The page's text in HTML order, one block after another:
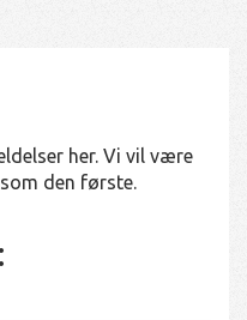
her. Vi vil være
den første.